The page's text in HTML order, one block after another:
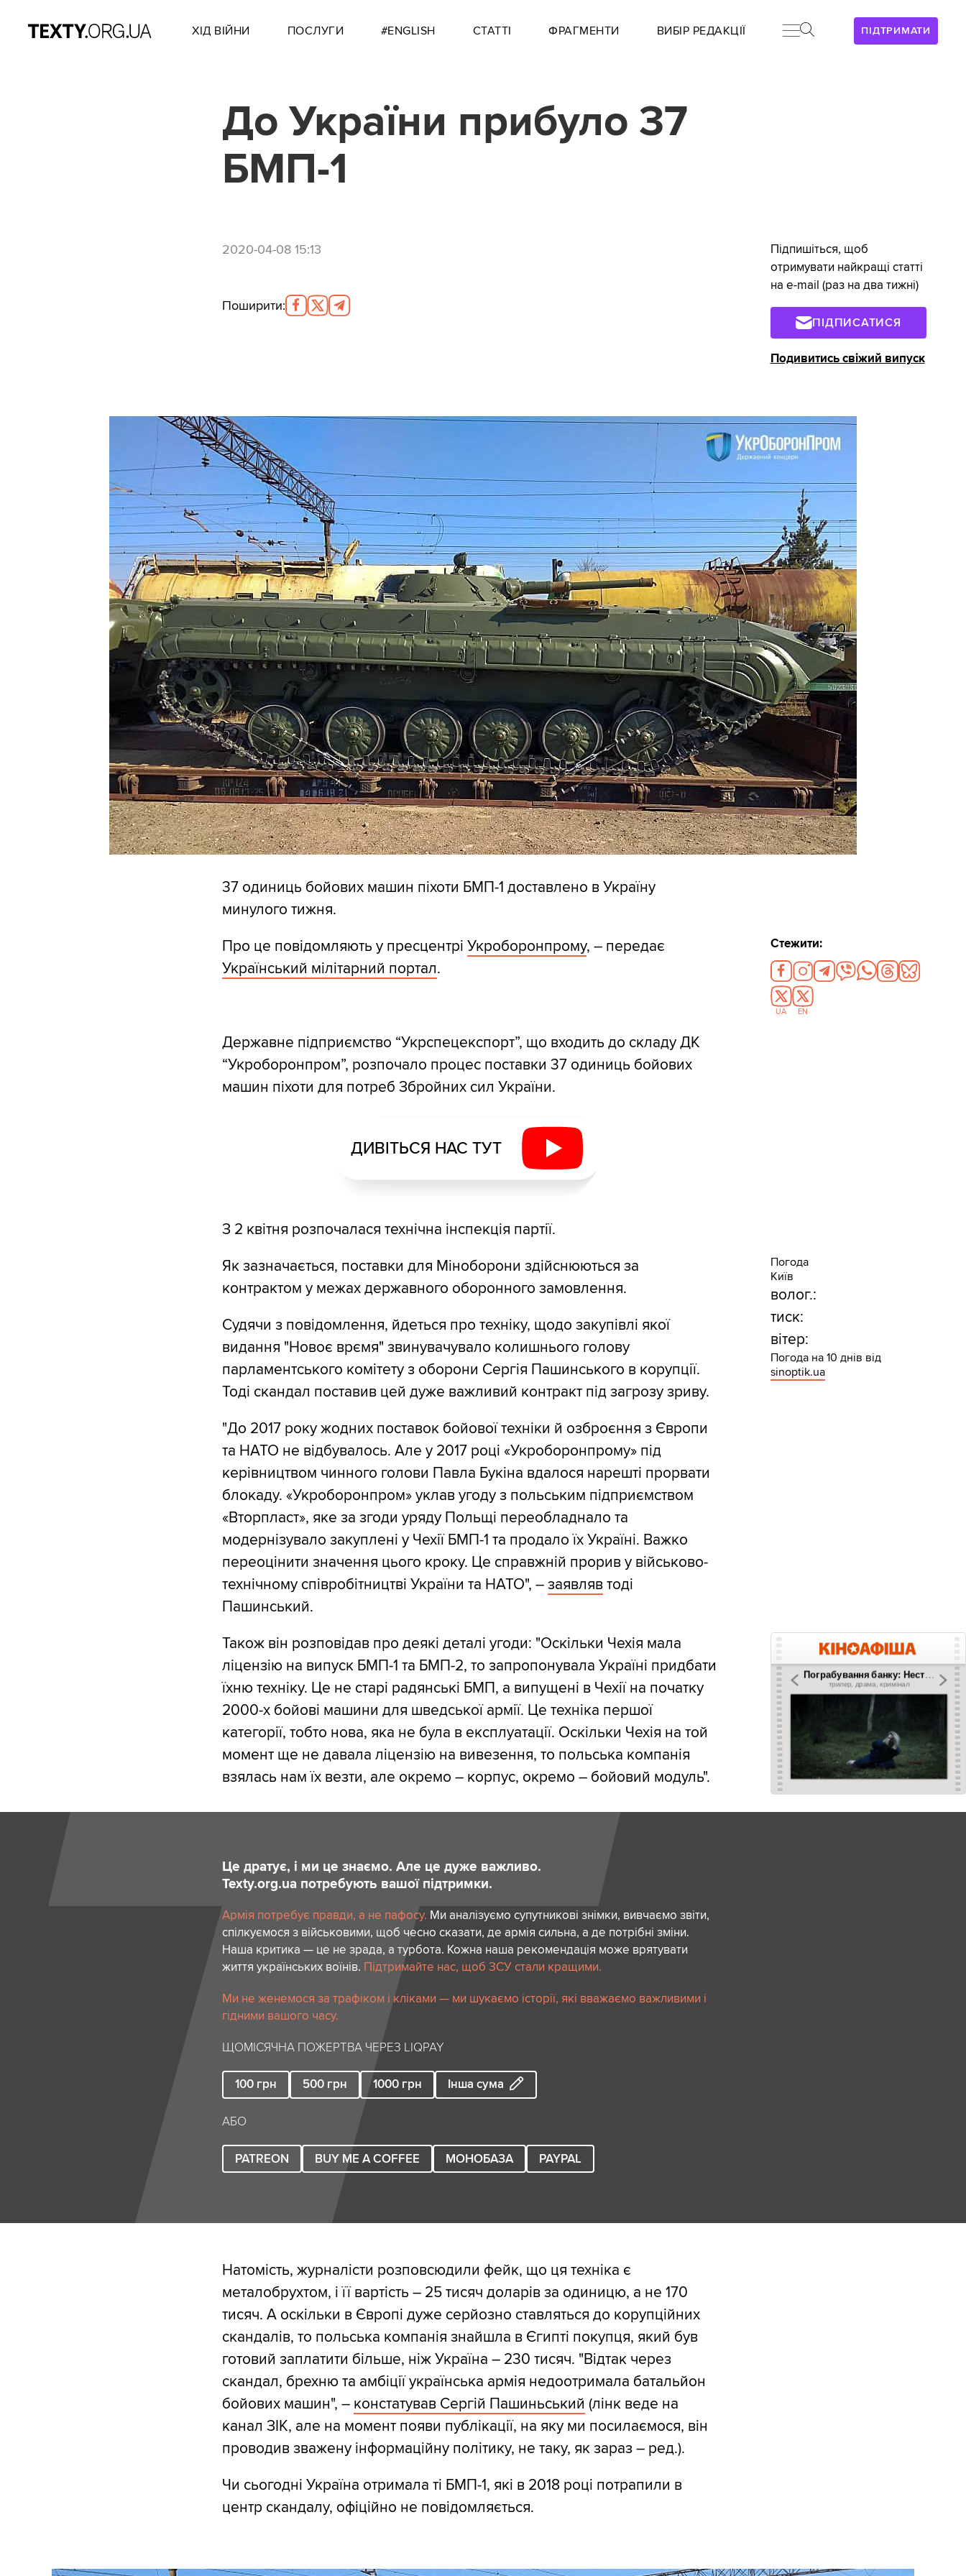
ПІДТРИМАТИ
ХІД ВІЙНИ ПОСЛУГИ #ENGLISH СТАТТІ ФРАГМЕНТИ ВИБІР РЕДАКЦІЇ
До України прибуло 37
БМП-1
2020-04-08 15:13
Поширити:
37 одиниць бойових машин піхоти БМП-1 доставлено в Україну
минулого тижня.
Про це повідомляють у пресцентрі Укроборонпрому, – передає
Український мілітарний портал.
Державне підприємство “Укрспецекспорт”, що входить до складу ДК
“Укроборонпром”, розпочало процес поставки 37 одиниць бойових
машин піхоти для потреб Збройних сил України.
ДИВІТЬСЯ НАС ТУТ
З 2 квітня розпочалася технічна інспекція партії.
Як зазначається, поставки для Міноборони здійснюються за
контрактом у межах державного оборонного замовлення.
Судячи з повідомлення, йдеться про техніку, щодо закупівлі якої
видання "Новоє врємя" звинувачувало колишнього голову
парламентського комітету з оборони Сергія Пашинського в корупції.
Тоді скандал поставив цей дуже важливий контракт під загрозу зриву.
"До 2017 року жодних поставок бойової техніки й озброєння з Європи
та НАТО не відбувалось. Але у 2017 році «Укроборонпрому» під
керівництвом чинного голови Павла Букіна вдалося нарешті прорвати
блокаду. «Укроборонпром» уклав угоду з польським підприємством
«Вторпласт», яке за згоди уряду Польщі переобладнало та
модернізувало закуплені у Чехії БМП-1 та продало їх Україні. Важко
переоцінити значення цього кроку. Це справжній прорив у військово-
технічному співробітництві України та НАТО", – заявлявтоді
Пашинський.
Також він розповідав про деякі деталі угоди: "Оскільки Чехія мала
ліцензію на випуск БМП-1 та БМП-2, то запропонувала Україні придбати
їхню техніку. Це не старі радянські БМП, а випущені в Чехії на початку
2000-х бойові машини для шведської армії. Це техніка першої
категорії, тобто нова, яка не була в експлуатації. Оскільки Чехія на той
момент ще не давала ліцензію на вивезення, то польська компанія
взялась нам їх везти, але окремо – корпус, окремо – бойовий модуль".
Це дратує, і ми це знаємо. Але це дуже важливо.
Texty.org.ua потребують вашої підтримки.
Армія потребує правди, а не пафосу. Ми аналізуємо супутникові знімки, вивчаємо звіти,
спілкуємося з військовими, щоб чесно сказати, де армія сильна, а де потрібні зміни.
Наша критика — це не зрада, а турбота. Кожна наша рекомендація може врятувати
життя українських воїнів. Підтримайте нас, щоб ЗСУ стали кращими.
Ми не женемося за трафіком і кліками — ми шукаємо історії, які вважаємо важливими і
гідними вашого часу.
ЩОМІСЯЧНА ПОЖЕРТВА ЧЕРЕЗ LIQPAY
100 грн 500 грн 1000 грн Інша сума
АБО
PATREON BUY ME A COFFEE МОНОБАЗА PAYPAL
Натомість, журналісти розповсюдили фейк, що ця техніка є
металобрухтом, і її вартість – 25 тисяч доларів за одиницю, а не 170
тисяч. А оскільки в Європі дуже серйозно ставляться до корупційних
скандалів, то польська компанія знайшла в Єгипті покупця, який був
готовий заплатити більше, ніж Україна – 230 тисяч. "Відтак через
скандал, брехню та амбіції українська армія недоотримала батальйон
бойових машин", – констатував Сергій Пашиньський (лінк веде на
канал ЗІК, але на момент появи публікації, на яку ми посилаємося, він
проводив зважену інформаційну політику, не таку, як зараз – ред.).
Чи сьогодні Україна отримала ті БМП-1, які в 2018 році потрапили в
центр скандалу, офіційно не повідомляється.
Підпишіться, щоб
отримувати найкращі статті
на e-mail (раз на два тижні)
ПІДПИСАТИСЯ
Подивитись свіжий випуск
Стежити:
UA EN
Погода
Київ
волог.:
тиск:
вітер:
Погода на 10 днів від
sinoptik.ua